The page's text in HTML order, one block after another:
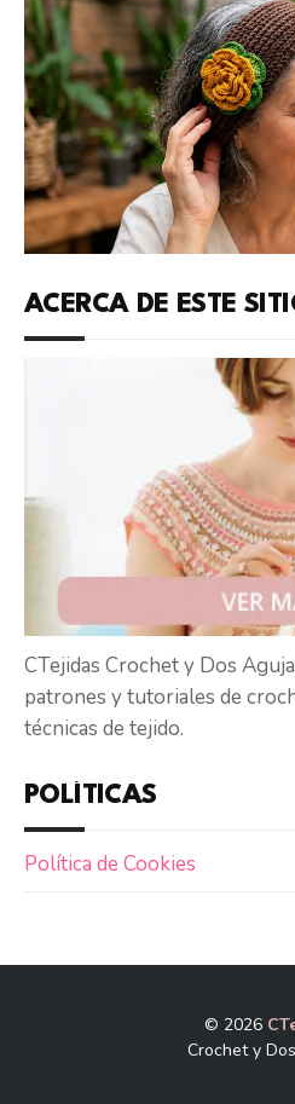
ACERCA DE ESTE
CTejidas Crochet y Dos
patrones y tutoriales de
técnicas de tejido.
POLÍTICAS
Política de Cookies
© 2026
Crochet y